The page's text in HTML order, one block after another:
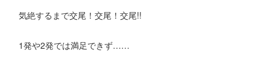
気絶するまで交尾！交尾！交尾!!
1発や2発では満足できず……